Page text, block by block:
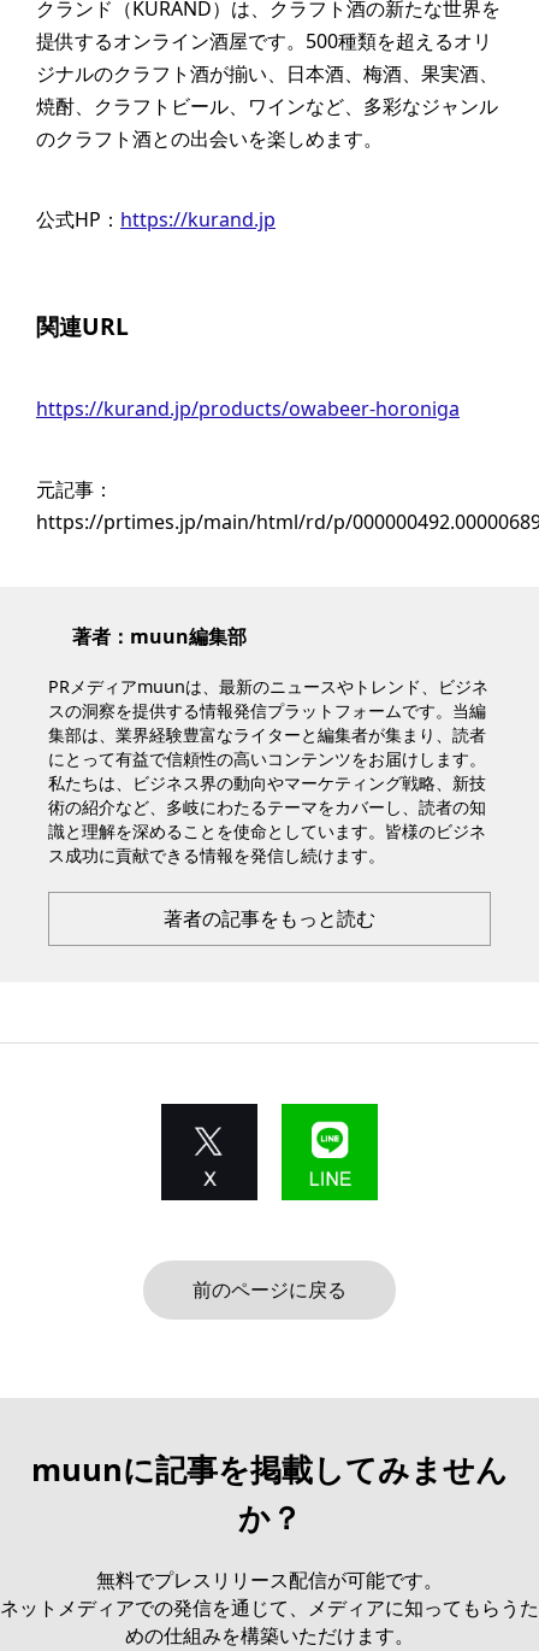
クランド（KURAND）は、クラフト酒の新たな世界を
提供するオンライン酒屋です。500種類を超えるオリ
ジナルのクラフト酒が揃い、日本酒、梅酒、果実酒、
焼酎、クラフトビール、ワインなど、多彩なジャンル
のクラフト酒との出会いを楽しめます。
公式HP： https://kurand.jp
関連URL
https://kurand.jp/products/owabeer-horoniga
元記事：
https://prtimes.jp/main/html/rd/p/
著者：muun編集部
PRメディアmuunは、最新のニュースやトレンド、ビジネ
スの洞察を提供する情報発信プラットフォームです。当編
集部は、業界経験豊富なライターと編集者が集まり、読者
にとって有益で信頼性の高いコンテンツをお届けします。
私たちは、ビジネス界の動向やマーケティング戦略、新技
術の紹介など、多岐にわたるテーマをカバーし、読者の知
識と理解を深めることを使命としています。皆様のビジネ
ス成功に貢献できる情報を発信し続けます。
著者の記事をもっと読む
前のページに戻る
muunに記事を掲載してみません
か？
無料でプレスリリース配信が可能です。
ネットメディアでの発信を通じて、メディアに知ってもらうた
めの仕組みを構築いただけます。